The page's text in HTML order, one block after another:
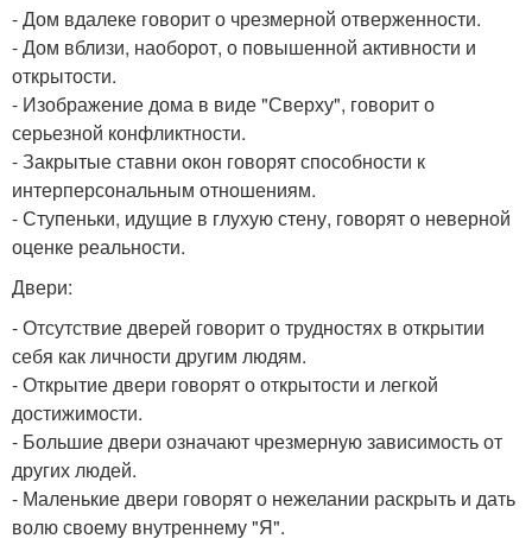
- Дом вдалеке говорит о чрезмерной отверженности.
- Дом вблизи, наоборот, о повышенной активности и
открытости.
- Изображение дома в виде "Сверху", говорит о
серьезной конфликтности.
- Закрытые ставни окон говорят способности к
интерперсональным отношениям.
- Ступеньки, идущие в глухую стену, говорят о неверной
оценке реальности.
Двери:
- Отсутствие дверей говорит о трудностях в открытии
себя как личности другим людям.
- Открытие двери говорят о открытости и легкой
достижимости.
- Большие двери означают чрезмерную зависимость от
других людей.
- Маленькие двери говорят о нежелании раскрыть и дать
волю своему внутреннему "Я".